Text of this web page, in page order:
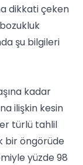
dikkati çeken
şu bilgileri
kadar
ilişkin kesin
türlü tahlil
bir öngörüde
yüzde 98